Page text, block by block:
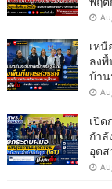
เห
ลง
บ้าน
เปิ
กำลั
อุตส